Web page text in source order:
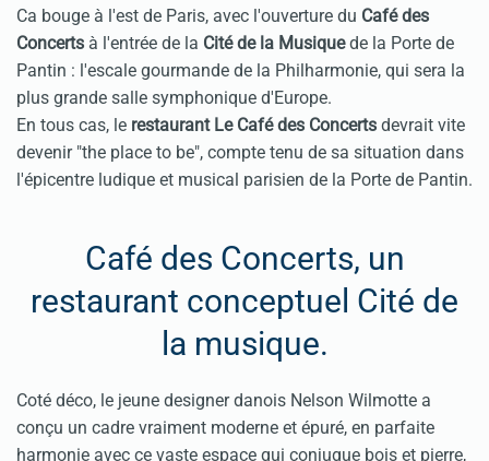
Ca bouge à l'est de Paris, avec l'ouverture du Café des
Concerts à l'entrée de la Cité de la Musiquede la Porte de
Pantin : l'escale gourmande de la Philharmonie, qui sera la
plus grande salle symphonique d'Europe.
En tous cas, le restaurant Le Café des Concerts devrait vite
devenir "the place to be", compte tenu de sa situation dans
l'épicentre ludique et musical parisien de la Porte de Pantin.
Café des Concerts, un
restaurant conceptuel Cité de
la musique.
Coté déco, le jeune designer danois Nelson Wilmotte a
conçu un cadre vraiment moderne et épuré, en parfaite
harmonie avec ce vaste espace qui conjugue bois et pierre,